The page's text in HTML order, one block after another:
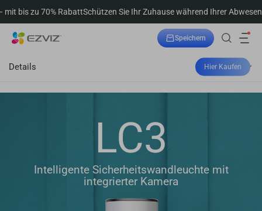
Schützen Sie Ihr Zuhause während Ihrer Abwesenheit – mit bis zu
Speichern
Details Hier Kaufen
LC3
Intelligente Sicherheitswandleuchte mit
integrierter Kamera